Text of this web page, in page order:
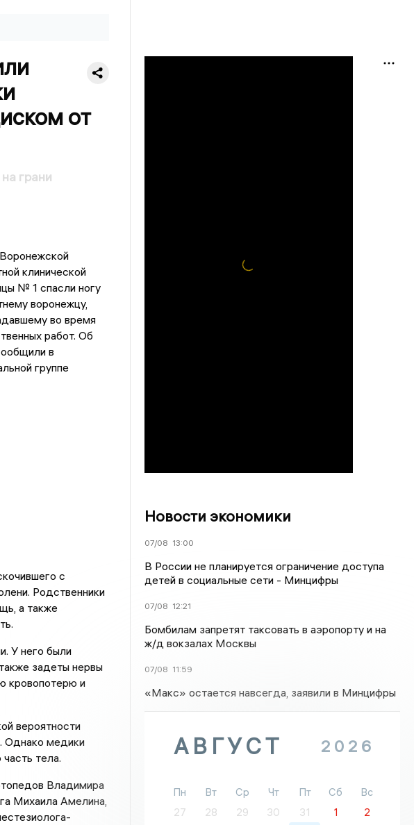
от
грани
клинической
№ 1 спасли ногу
воронежцу,
во время
работ. Об
в
группе
с
Родственники
а также
У него были
задеты нервы
кровопотерю и
вероятности
Однако медики
тела.
Владимира
Михаила Амелина,
Новости экономики
07/08 13:00
В России не планируется ограничение доступа
детей в социальные сети - Минцифры
07/08 12:21
Бомбилам запретят таксовать в аэропорту и на
ж/д вокзалах Москвы
07/08 11:59
«Макс» остается навсегда, заявили в Минцифры
АВГУСТ 2026
Пн Вт Ср Чт Пт Сб
Вс
27
28 29 30 31 1
2